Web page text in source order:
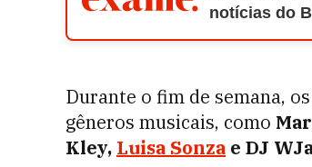
notícias do
Durante o fim de semana,
gêneros musicais, como
Kley, Luisa Sonza e DJ